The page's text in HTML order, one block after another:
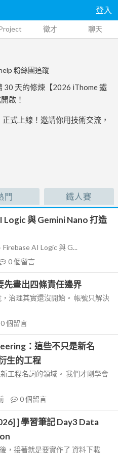
登入
徵才 聊天
粉絲團追蹤
30 天的修煉【2026 iThome 鐵
啟！
式上線！邀請你用技術交流，
門 鐵人賽
與 Gemini Nano 打造
AI Logic 與 G...
0個留言
先畫出四條責任邊界
治理其實還沒開始。 帳號只解決
0個留言
：這些不只是新名
生的工程
工程名詞的領域。 我們才剛學會
0個留言
] 學習筆記 Day3 Data
，接著就是要實作了 資料下載